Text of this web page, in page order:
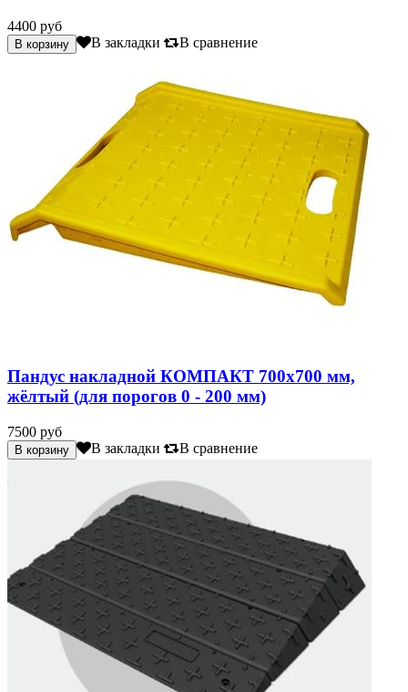
4400 руб
В закладки В сравнение
Пандус накладной КОМПАКТ 700х700 мм,
жёлтый (для порогов 0 - 200 мм)
7500 руб
В закладки В сравнение